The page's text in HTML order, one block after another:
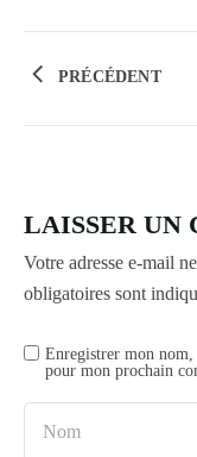
PRÉCÉDENT
LAISSER UN
Votre adresse e-mail
obligatoires sont
Enregistrer mon
pour mon prochain